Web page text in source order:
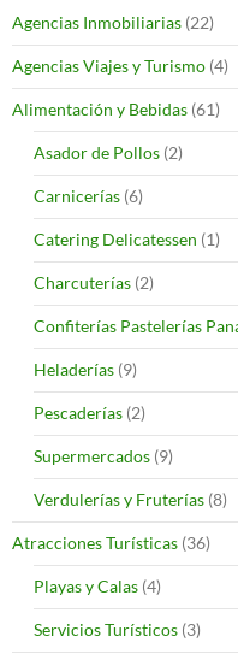
Agencias Inmobiliarias (22)
Agencias Viajes y Turismo (4)
Alimentación y Bebidas (61)
Asador de Pollos (2)
Carnicerías (6)
Catering Delicatessen (1)
Charcuterías (2)
Confiterías Pastelerías
Heladerías (9)
Pescaderías (2)
Supermercados (9)
Verdulerías y Fruterías (8)
Atracciones Turísticas (36)
Playas y Calas (4)
Servicios Turísticos (3)